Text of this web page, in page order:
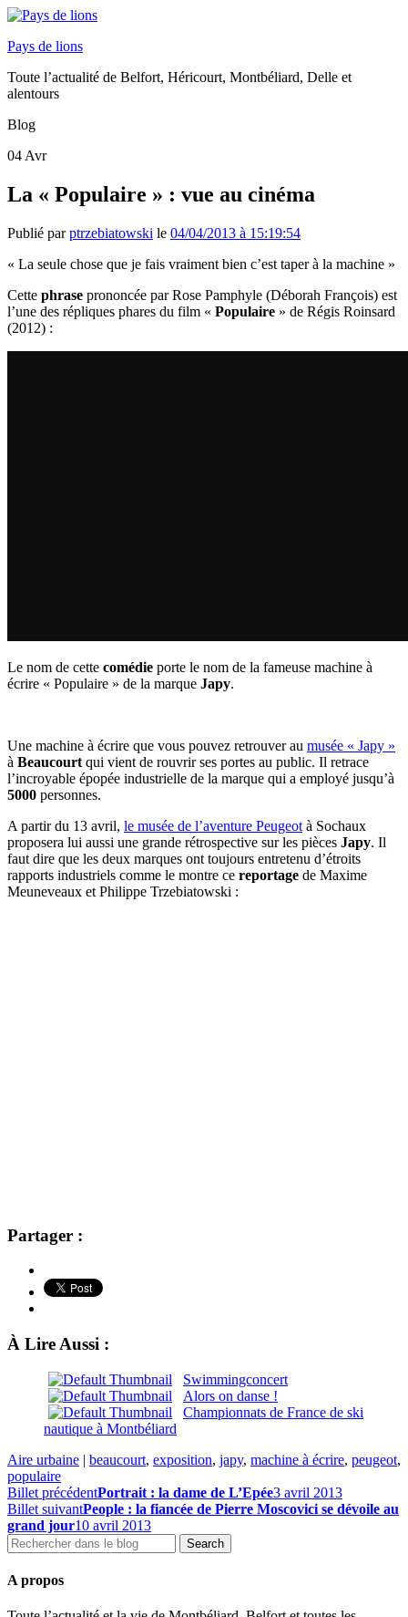
Pays de lions
Toute l’actualité de Belfort, Héricourt, Montbéliard, Delle et
alentours
Blog
04 Avr
La « Populaire » : vue au cinéma
Publié parptrzebiatowski le 04/04/2013 à 15:19:54
« La seule chose que je fais vraiment bien c’est taper à la machine »
Cette phrase prononcée par Rose Pamphyle (Déborah François) est
l’une des répliques phares du film « Populaire » de Régis Roinsard
(2012) :
Le nom de cette comédie porte le nom de la fameuse machine à
écrire « Populaire » de la marque Japy.
Une machine à écrire que vous pouvez retrouver au musée « Japy »
à Beaucourt qui vient de rouvrir ses portes au public. Il retrace
l’incroyable épopée industrielle de la marque qui a employé jusqu’à
5000 personnes.
A partir du 13 avril, le musée de l’aventure Peugeot à Sochaux
proposera lui aussi une grande rétrospective sur les pièces Japy. Il
faut dire que les deux marques ont toujours entretenu d’étroits
rapports industriels comme le montre ce reportage de Maxime
Meuneveaux et Philippe Trzebiatowski :
Partager :
À Lire Aussi :
Swimmingconcert
Alors on danse !
Championnats de France de ski
nautique à Montbéliard
Aire urbaine | beaucourt, exposition, japy, machine à écrire, peugeot,
populaire
Billet précédentPortrait : la dame de L’Epée3 avril 2013
Billet suivantPeople : la fiancée de Pierre Moscovici se dévoile au
grand jour10 avril 2013
A propos